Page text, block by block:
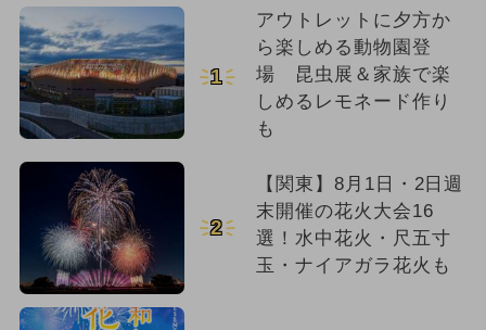
1
アウトレットに夕方か
ら楽しめる動物園登
場 昆虫展＆家族で楽
しめるレモネード作り
も
2
【関東】8月1日・2日週
末開催の花火大会16
選！水中花火・尺五寸
玉・ナイアガラ花火も